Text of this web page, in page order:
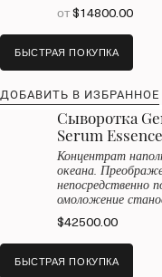
от$14800.00
БЫСТРАЯ ПОКУПКА
ДОБАВИТЬ В ИЗБРАННОЕ
Сыворотка
Serum Essence
Концентрат
океана.
непосредственно
омоложение
$42500.00
БЫСТРАЯ ПОКУПКА